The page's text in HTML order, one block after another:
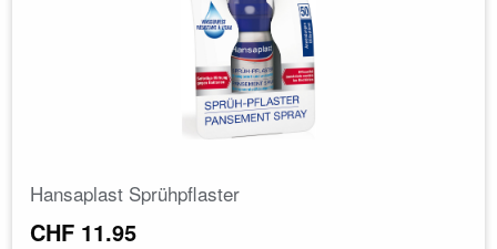
Hansaplast Sprühpflaster
CHF 11.95